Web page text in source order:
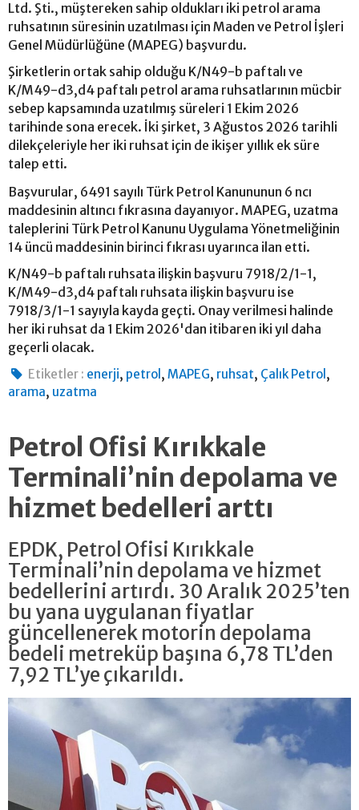
Ltd. Şti., müştereken sahip oldukları iki petrol arama
ruhsatının süresinin uzatılması için Maden ve Petrol İşleri
Genel Müdürlüğüne (MAPEG) başvurdu.
Şirketlerin ortak sahip olduğu K/N49-b paftalı ve
K/M49-d3,d4 paftalı petrol arama ruhsatlarının mücbir
sebep kapsamında uzatılmış süreleri 1 Ekim 2026
tarihinde sona erecek. İki şirket, 3 Ağustos 2026 tarihli
dilekçeleriyle her iki ruhsat için de ikişer yıllık ek süre
talep etti.
Başvurular, 6491 sayılı Türk Petrol Kanununun 6 ncı
maddesinin altıncı fıkrasına dayanıyor. MAPEG, uzatma
taleplerini Türk Petrol Kanunu Uygulama Yönetmeliğinin
14 üncü maddesinin birinci fıkrası uyarınca ilan etti.
K/N49-b paftalı ruhsata ilişkin başvuru 7918/2/1-1,
K/M49-d3,d4 paftalı ruhsata ilişkin başvuru ise
7918/3/1-1 sayıyla kayda geçti. Onay verilmesi halinde
her iki ruhsat da 1 Ekim 2026'dan itibaren iki yıl daha
geçerli olacak.
Etiketler : enerji, petrol ,MAPEG, ruhsat, Çalık Petrol ,
arama, uzatma
Petrol Ofisi Kırıkkale
Terminali’nin depolama ve
hizmet bedelleri arttı
EPDK, Petrol Ofisi Kırıkkale
Terminali’nin depolama ve hizmet
bedellerini artırdı. 30 Aralık 2025’ten
bu yana uygulanan fiyatlar
güncellenerek motorin depolama
bedeli metreküp başına 6,78 TL’den
7,92 TL’ye çıkarıldı.